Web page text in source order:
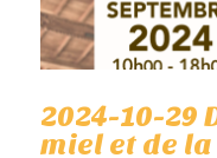
2024-10-29
miel et de